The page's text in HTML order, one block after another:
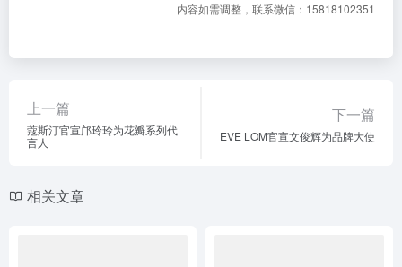
内容如需调整，联系微信：15818102351
上一篇
蔻斯汀官宣邝玲玲为花瓣系列代
言人
下一篇
EVE LOM官宣文俊辉为品牌大使
相关文章